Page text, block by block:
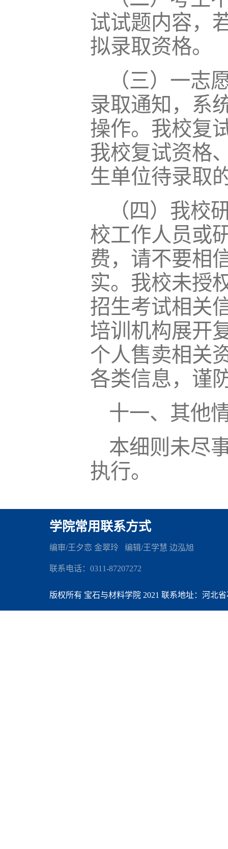
试试题内容，
拟录取资格。
（三）一志
录取通知，系
操作。我校复
我校复试资格
生单位待录取
（四）我校
校工作人员或
费，请不要相
实。我校未授
招生考试相关
培训机构展开
个人售卖相关
各类信息，谨
十一、其他
本细则未尽
执行。
学院常用联系方式
编审/王夕恋 金翠玲 编辑/王学慧 边泓旭
联系电话：0311-87207272
版权所有 宝石与材料学院 2021 联系地址：河北